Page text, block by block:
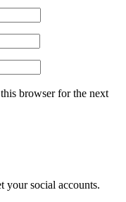
browser for the next
your social accounts.